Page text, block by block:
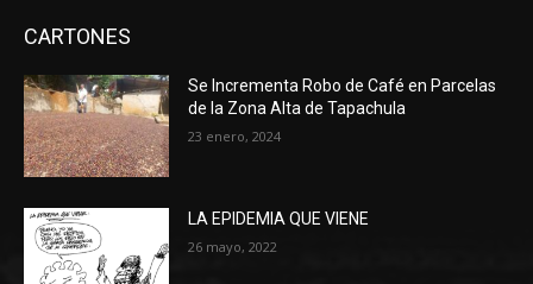
CARTONES
Se Incrementa Robo de Café en Parcelas
de la Zona Alta de Tapachula
23 enero, 2024
LA EPIDEMIA QUE VIENE
26 mayo, 2022